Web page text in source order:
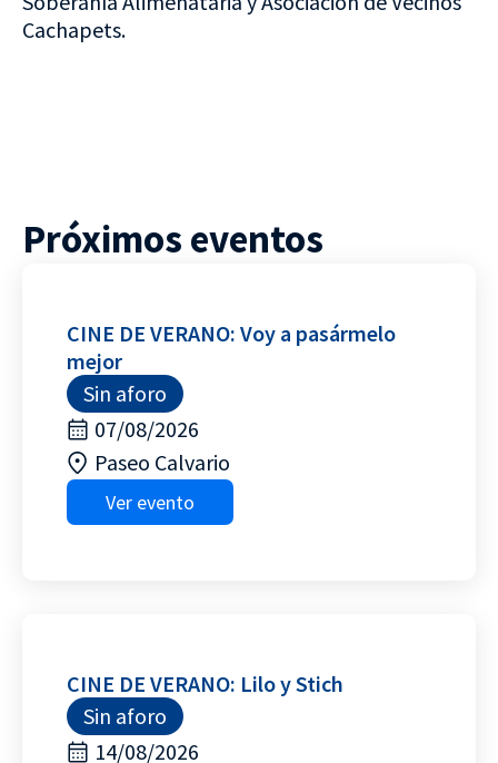
Cachapets.
Próximos eventos
CINE DE VERANO: Voy a pasármelo
mejor
Sin aforo
07/08/2026
Paseo Calvario
Ver evento
CINE DE VERANO: Lilo y Stich
Sin aforo
14/08/2026